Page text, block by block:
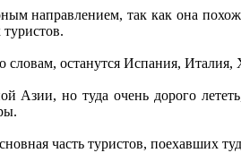
направлением, так как она
словам, останутся Испания,
но туда очень дорого
часть туристов, поехавших